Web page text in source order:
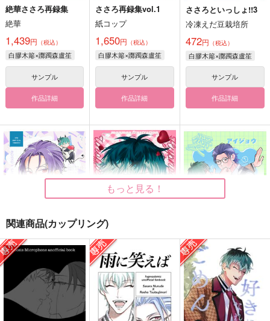
絶華ささろ再録集
絶華
1,439円 （税込）
白膠木簓×躑躅森盧笙
サンプル
作品詳細
ささろ再録集vol.1
紙コップ
1,650円 （税込）
白膠木簓×躑躅森盧笙
サンプル
作品詳細
ささろといっしょ!!3
冷凍えだ豆栽培所
472円 （税込）
白膠木簓×躑躅森盧笙
サンプル
作品詳細
DEVILISH YOUTH
まだあいも見ず
629 （税込）
躑躅森盧笙×白膠木簓
もんもんフラストレー
ション
haruurei
1,179円（税込）
躑躅森盧笙×白膠木簓
アイジョウ何パーセン
ト
すなぎも
330円（税込）
白膠木簓×躑躅森盧笙
もっと見る！
関連商品(カップリング)